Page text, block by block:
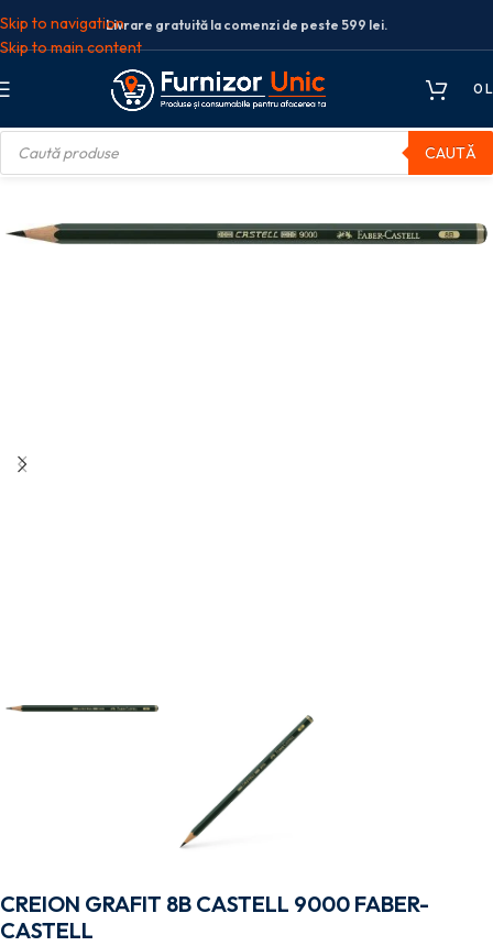
Skip to navigation
Skip to main content
Livrare gratuită la comenzi de peste 599 lei.
0
CAUTĂ
fara guma
CREION GRAFIT 8B CASTELL 9000 FABER-
CASTELL